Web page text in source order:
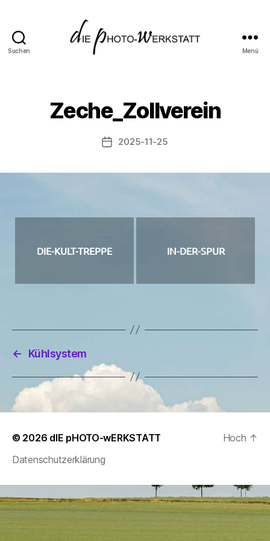
Suchen Menü
Zeche_Zollverein
Beitragsdatum
2025-11-25
DIE-KULT-TREPPE IN-DER-SPUR
← Kühlsystem
© 2026 dIE pHOTO-wERKSTATT
Datenschutzerklärung
Hoch ↑